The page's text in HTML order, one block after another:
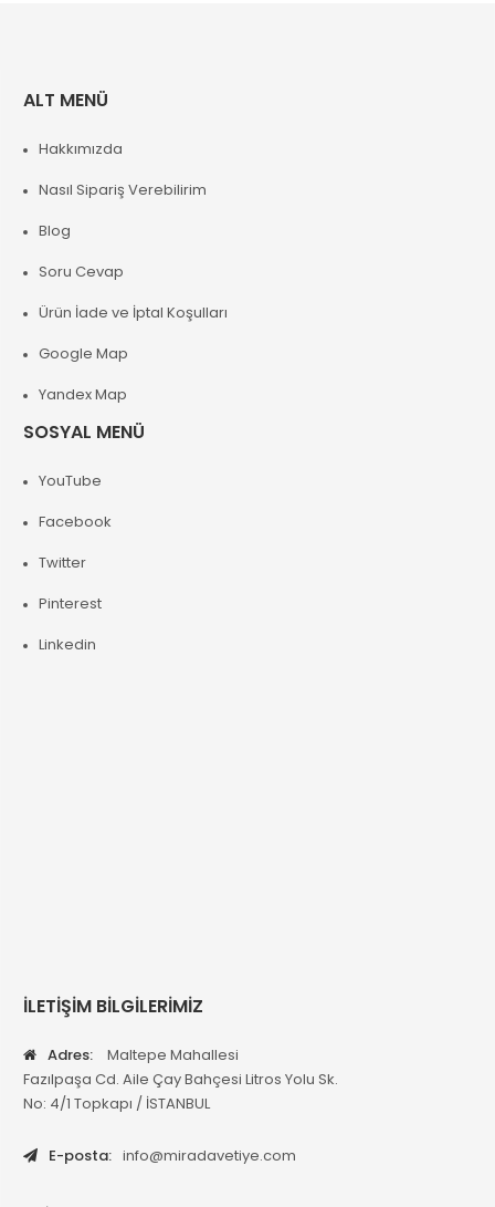
ALT MENÜ
Hakkımızda
Nasıl Sipariş Verebilirim
Blog
Soru Cevap
Ürün İade ve İptal Koşulları
Google Map
Yandex Map
SOSYAL MENÜ
YouTube
Facebook
Twitter
Pinterest
Linkedin
İLETİŞİM BİLGİLERİMİZ
Adres:
Maltepe Mahallesi
Fazılpaşa Cd. Aile Çay Bahçesi Litros Yolu Sk.
No: 4/1 Topkapı / İSTANBUL
E-posta: info@miradavetiye.com